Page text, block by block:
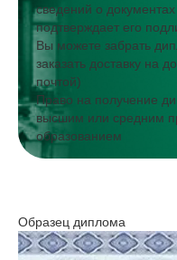
сведений о
подтверждает его
Вы можете забрать
заказать доставку на
почтой)
Право на получение
высшим или средним
образованием
Образец диплома